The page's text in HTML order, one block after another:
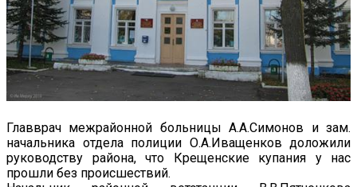
Главврач межрайонной больницы А.А.Симонов и зам.
начальника отдела полиции О.А.Иващенков доложили
руководству района, что Крещенские купания у нас
прошли без происшествий.